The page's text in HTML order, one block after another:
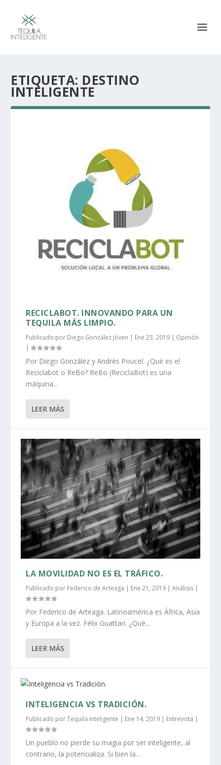
ETIQUETA: DESTINO
INTELIGENTE
RECICLABOT. INNOVANDO PARA UN
TEQUILA MÁS LIMPIO.
Publicado por Diego González Jóven | Ene 23, 2019 | Opinión
|
Por Diego González y Andrés Poucel. ¿Qué es el
Reciclabot o ReBo? ReBo (ReciclaBot) es una
máquina...
LEER MÁS
LA MOVILIDAD NO ES EL TRÁFICO.
Publicado por Federico de Arteaga | Ene 21, 2019 |Análisis |
Por Federico de Arteaga. Latinoamérica es África, Asia
y Europa a la vez. Félix Guattari. ¿Qué...
LEER MÁS
INTELIGENCIA VS TRADICIÓN.
Publicado porTequila Inteligente | Ene 14, 2019 | Entrevista |
Un pueblo no pierde su magia por ser inteligente, al
contrario, la potencializa. Si bien la...